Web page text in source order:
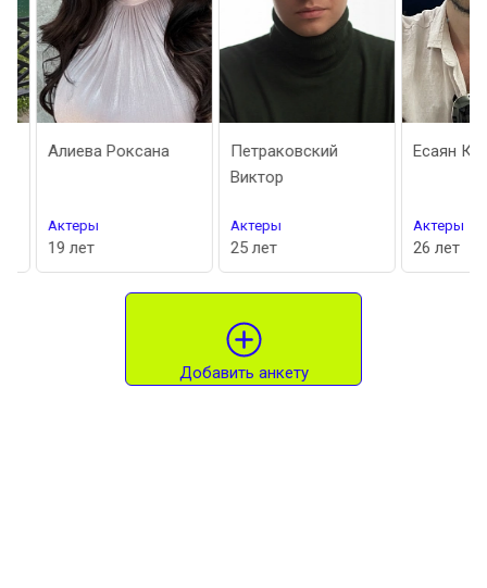
Алиева Роксана
Актеры
19 лет
Петраковский
Виктор
Актеры
25 лет
Есаян
Актеры
26 лет
Добавить анкету